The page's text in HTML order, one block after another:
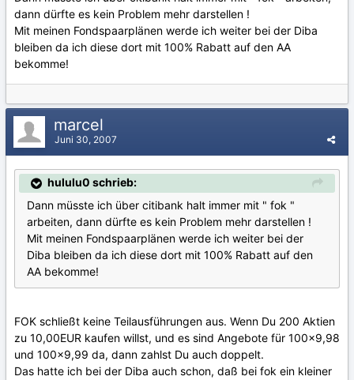
dann dürfte es kein Problem mehr darstellen !
Mit meinen Fondspaarplänen werde ich weiter bei der Diba
bleiben da ich diese dort mit 100% Rabatt auf den AA
bekomme!
marcel
Juni 30, 2007
hululu0 schrieb:
Dann müsste ich über citibank halt immer mit " fok "
arbeiten, dann dürfte es kein Problem mehr darstellen !
Mit meinen Fondspaarplänen werde ich weiter bei der
Diba bleiben da ich diese dort mit 100% Rabatt auf den
AA bekomme!
FOK schließt keine Teilausführungen aus. Wenn Du 200 Aktien
zu 10,00EUR kaufen willst, und es sind Angebote für 100x9,98
und 100x9,99 da, dann zahlst Du auch doppelt.
Das hatte ich bei der Diba auch schon, daß bei fok ein kleiner